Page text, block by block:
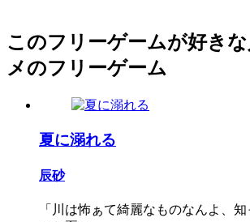
このフリーゲームが好き
メのフリーゲーム
夏に溺れる
辰砂
「川は怖ぁて綺麗なものなんよ、